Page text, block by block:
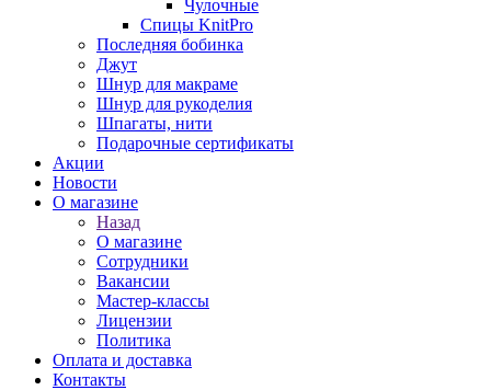
Чулочные
Спицы KnitPro
Последняя бобинка
Джут
Шнур для макраме
Шнур для рукоделия
Шпагаты, нити
Подарочные сертификаты
Акции
Новости
О магазине
Назад
О магазине
Сотрудники
Вакансии
Мастер-классы
Лицензии
Политика
Оплата и доставка
Контакты